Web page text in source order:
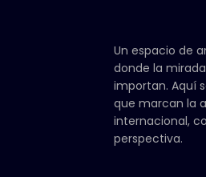
Un espacio de
donde la
importan. Aquí
que marcan la
internacional,
perspectiva.